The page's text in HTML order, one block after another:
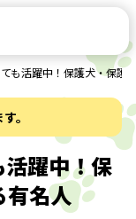
も活躍中！保護犬・保護
。
躍中！保
有名人